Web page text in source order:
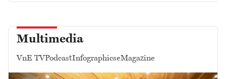
Multimedia
VnE TVPodcastInfographicseMagazine